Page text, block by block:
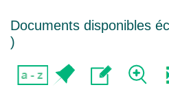
Documents disponibles
)